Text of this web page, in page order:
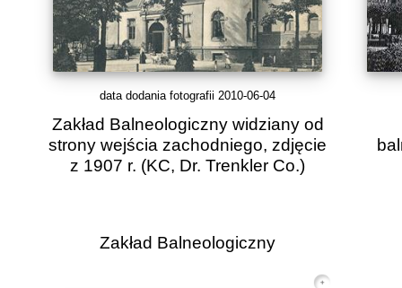
data dodania fotografii 2010-06-04
Zakład Balneologiczny widziany od
strony wejścia zachodniego, zdjęcie
z 1907 r. (KC, Dr. Trenkler Co.)
Zakład Balneologiczny